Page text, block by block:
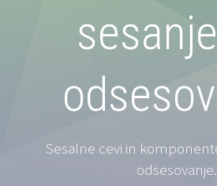
Sesalne cevi in
odsesovanje.